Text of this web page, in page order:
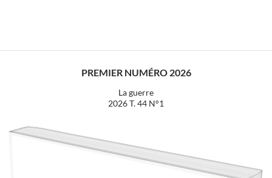
PREMIER NUMÉRO 2026
La guerre
2026 T. 44 N°1